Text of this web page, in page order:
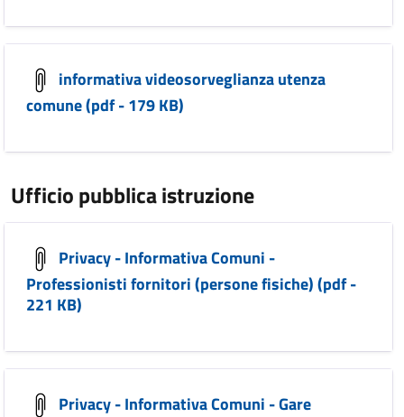
informativa videosorveglianza utenza
comune (pdf - 179 KB)
Ufficio pubblica istruzione
Privacy - Informativa Comuni -
Professionisti fornitori (persone fisiche) (pdf -
221 KB)
Privacy - Informativa Comuni - Gare